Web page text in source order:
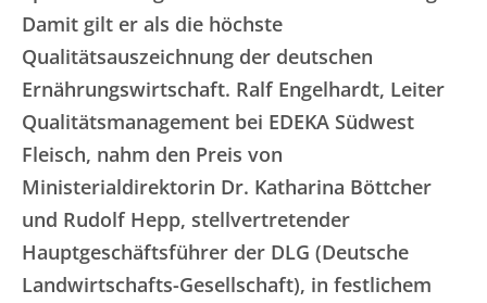
Damit gilt er als die höchste
Qualitätsauszeichnung der deutschen
Ernährungswirtschaft. Ralf Engelhardt, Leiter
Qualitätsmanagement bei EDEKA Südwest
Fleisch, nahm den Preis von
Ministerialdirektorin Dr. Katharina Böttcher
und Rudolf Hepp, stellvertretender
Hauptgeschäftsführer der DLG (Deutsche
Landwirtschafts-Gesellschaft), in festlichem